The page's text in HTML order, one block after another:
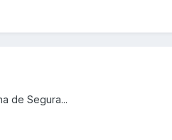
de Segura...